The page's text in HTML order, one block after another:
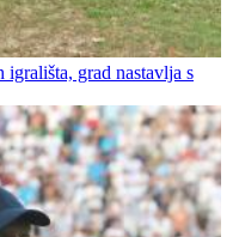
grad nastavlja s